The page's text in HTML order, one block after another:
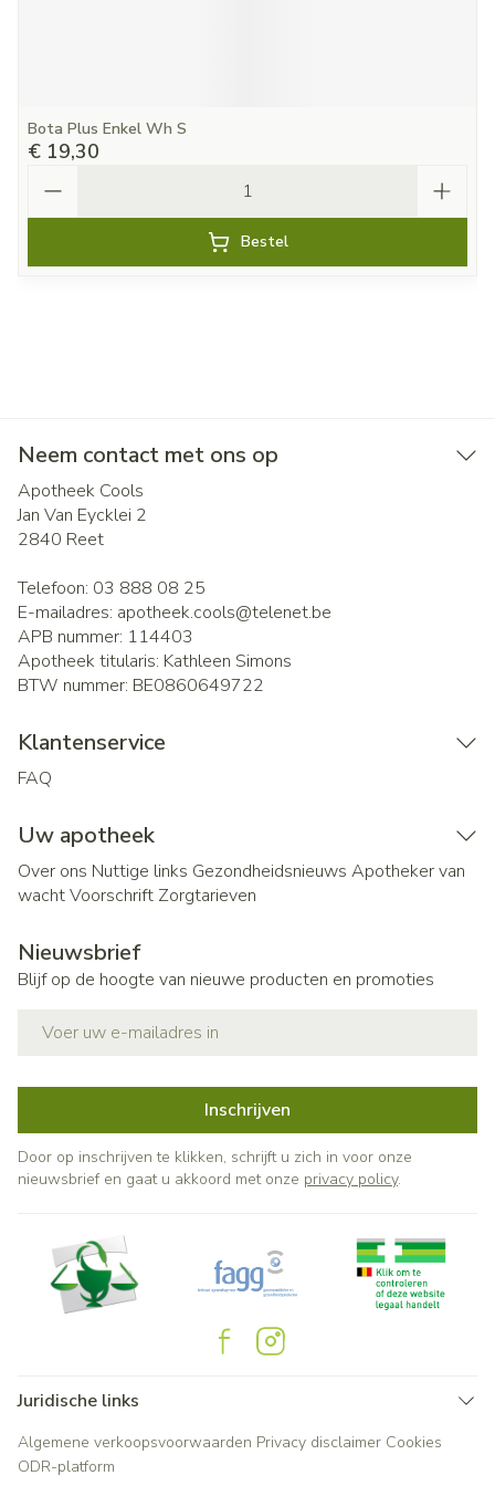
Bota Plus Enkel Wh S
€ 19,30
Bestel
Neem contact met ons op
Apotheek Cools
Jan Van Eycklei 2
2840 Reet
Telefoon: 03 888 08 25
E-mailadres: apotheek.cools@telenet.be
APB nummer: 114403
Apotheek titularis: Kathleen Simons
BTW nummer: BE0860649722
Klantenservice
FAQ
Uw apotheek
Over ons Nuttige links Gezondheidsnieuws Apotheker van
wachtVoorschrift Zorgtarieven
Nieuwsbrief
Blijf op de hoogte van nieuwe producten en promoties
Inschrijven
Door op inschrijven te klikken, schrijft u zich in voor onze
nieuwsbrief en gaat u akkoord met onze privacy policy.
Juridische links
Algemene verkoopsvoorwaarden Privacy disclaimer Cookies
ODR-platform